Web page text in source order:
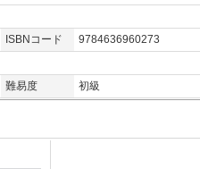
ISBNコード
9784636960273
難易度 初級